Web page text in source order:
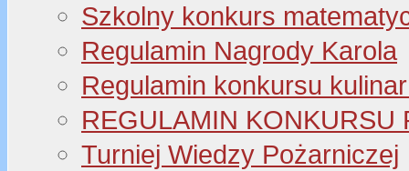
Szkolny konkurs
Regulamin Nagrody Karola
Regulamin konkursu
REGULAMIN KONKURSU
Turniej Wiedzy Pożarniczej